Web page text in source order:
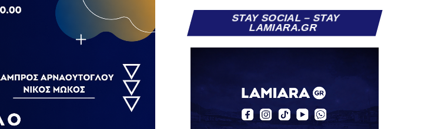
STAY SOCIAL – STAY
LAMIARA.GR